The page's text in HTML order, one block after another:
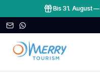
Bis 31. August—